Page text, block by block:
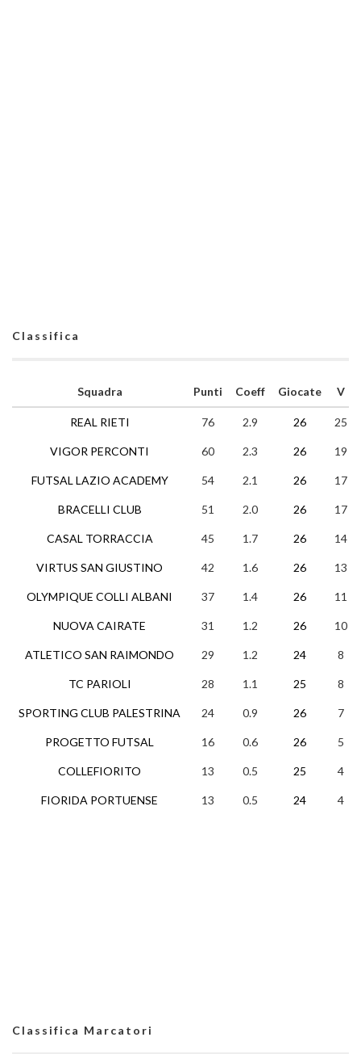
Classifica
Squadra
REAL RIETI
VIGOR PERCONTI
FUTSAL LAZIO ACADEMY
BRACELLI CLUB
CASAL TORRACCIA
VIRTUS SAN GIUSTINO
OLYMPIQUE COLLI ALBANI
NUOVA CAIRATE
ATLETICO SAN RAIMONDO
TC PARIOLI
SPORTING CLUB PALESTRINA
PROGETTO FUTSAL
COLLEFIORITO
FIORIDA PORTUENSE
Punti Coeff Giocate V
76 2.9 26 25
60 2.3 26 19
54 2.1 26 17
51 2.0 26 17
45 1.7 26 14
42 1.6 26 13
37 1.4 26 11
31 1.2 26 10
29 1.2 24 8
28 1.1 25 8
24 0.9 26 7
16 0.6 26 5
13 0.5 25 4
13 0.5 24 4
Classifica Marcatori